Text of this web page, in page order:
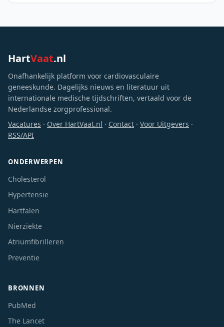
HartVaat.nl
Onafhankelijk platform voor cardiovasculaire
geneeskunde. Dagelijks nieuws en literatuur uit
internationale medische tijdschriften, vertaald voor de
Nederlandse zorgprofessional.
Vacatures · Over HartVaat.nl · Contact · Voor Uitgevers ·
RSS/API
ONDERWERPEN
Cholesterol
Hypertensie
Hartfalen
Nierziekte
Atriumfibrilleren
Preventie
BRONNEN
PubMed
The Lancet